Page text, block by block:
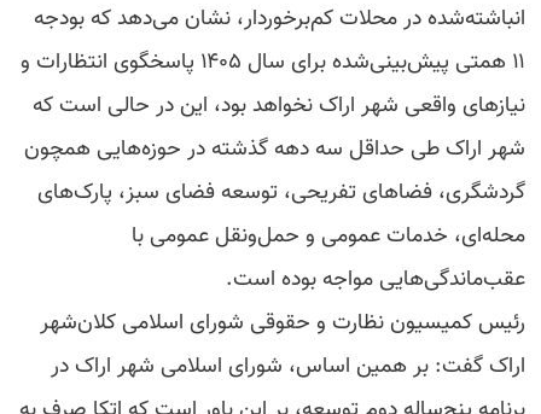
انباشته‌شده در محلات کم‌برخوردار، نشان می‌دهد که بودجه
۱۱ همتی پیش‌بینی‌شده برای سال ۱۴۰۵ پاسخگوی انتظارات و
نیازهای واقعی شهر اراک نخواهد بود، این در حالی است که
شهر اراک طی حداقل سه دهه گذشته در حوزه‌هایی همچون
گردشگری، فضاهای تفریحی، توسعه فضای سبز، پارک‌های
محله‌ای، خدمات عمومی و حمل‌ونقل عمومی با
عقب‌ماندگی‌هایی مواجه بوده است.
رئیس کمیسیون نظارت و حقوقی شورای اسلامی کلان‌شهر
اراک گفت: بر همین اساس، شورای اسلامی شهر اراک در